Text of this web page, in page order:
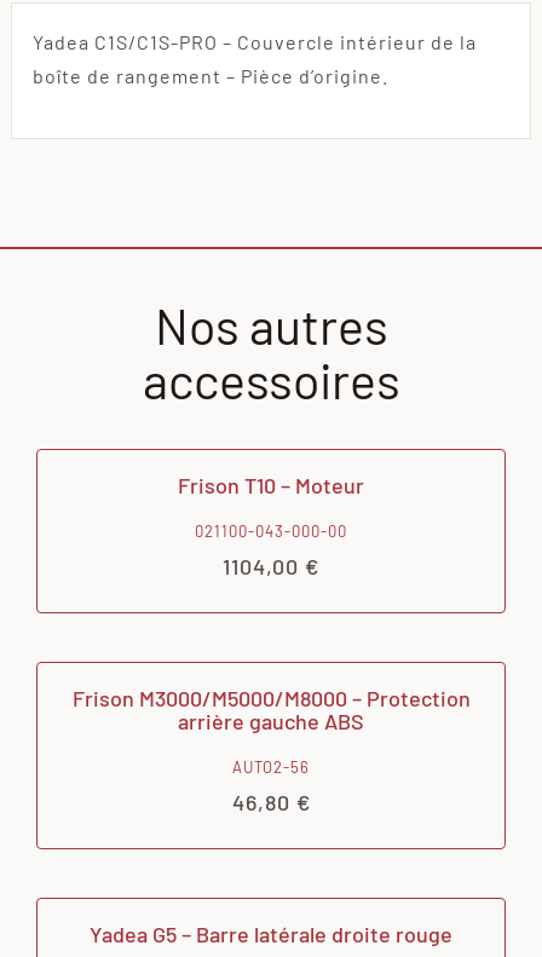
Yadea C1S/C1S-PRO – Couvercle intérieur de la
boîte de rangement – Pièce d’origine.
Nos autres
accessoires
Frison T10 – Moteur
021100-043-000-00
1104,00 €
Frison M3000/M5000/M8000 – Protection
arrière gauche ABS
AUTO2-56
46,80 €
Yadea G5 – Barre latérale droite rouge